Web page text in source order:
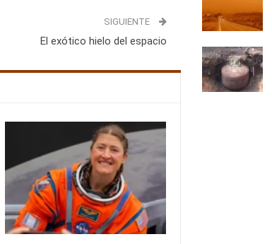
SIGUIENTE
El exótico hielo del espacio